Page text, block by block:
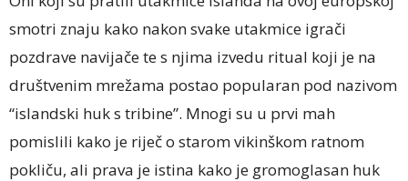
smotri znaju kako nakon svake utakmice igrači
pozdrave navijače te s njima izvedu ritual koji je na
društvenim mrežama postao popularan pod nazivom
“islandski huk s tribine”. Mnogi su u prvi mah
pomislili kako je riječ o starom vikinškom ratnom
pokliču, ali prava je istina kako je gromoglasan huk